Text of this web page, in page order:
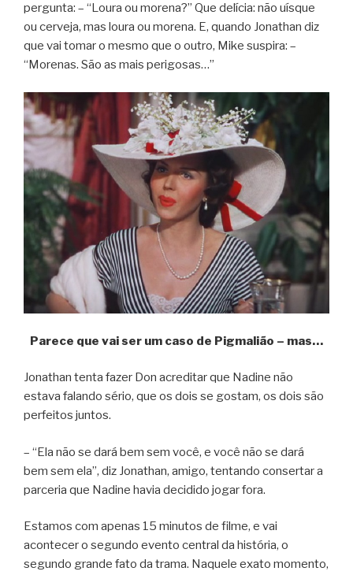
pergunta: – “Loura ou morena?” Que delícia: não uísque
ou cerveja, mas loura ou morena. E, quando Jonathan diz
que vai tomar o mesmo que o outro, Mike suspira: –
“Morenas. São as mais perigosas…”
Parece que vai ser um caso de Pigmalião – mas…
Jonathan tenta fazer Don acreditar que Nadine não
estava falando sério, que os dois se gostam, os dois são
perfeitos juntos.
– “Ela não se dará bem sem você, e você não se dará
bem sem ela”, diz Jonathan, amigo, tentando consertar a
parceria que Nadine havia decidido jogar fora.
Estamos com apenas 15 minutos de filme, e vai
acontecer o segundo evento central da história, o
segundo grande fato da trama. Naquele exato momento,